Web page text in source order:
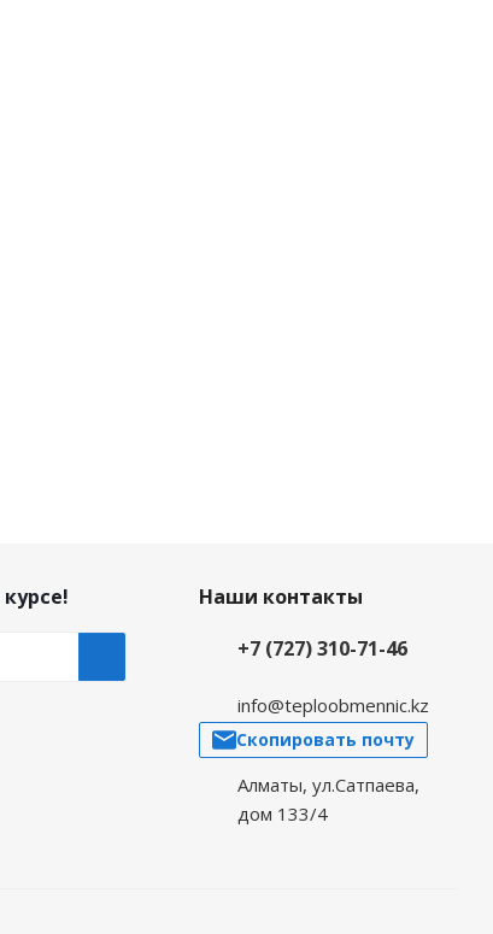
Наши контакты
+7 (727) 310-71-46
info@teploobmennic.kz
Скопировать почту
Алматы, ул.Сатпаева,
дом 133/4